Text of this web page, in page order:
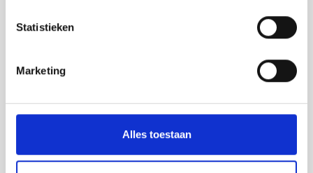
Statistieken
Marketing
Alles toestaan
BETAALMOGELIJKHEDEN
VERZENDMOGELIJKHEDEN